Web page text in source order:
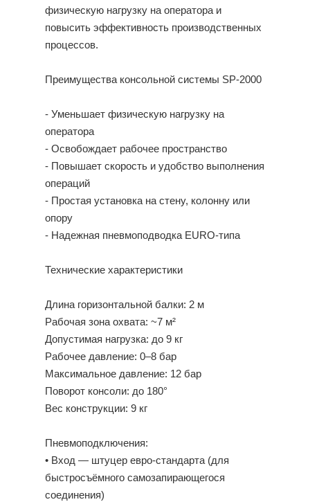
физическую нагрузку на оператора и
повысить эффективность производственных
процессов.
Преимущества консольной системы SP-2000
- Уменьшает физическую нагрузку на
оператора
- Освобождает рабочее пространство
- Повышает скорость и удобство выполнения
операций
- Простая установка на стену, колонну или
опору
- Надежная пневмоподводка EURO-типа
Технические характеристики
Длина горизонтальной балки: 2 м
Рабочая зона охвата: ~7 м²
Допустимая нагрузка: до 9 кг
Рабочее давление: 0–8 бар
Максимальное давление: 12 бар
Поворот консоли: до 180°
Вес конструкции: 9 кг
Пневмоподключения:
• Вход — штуцер евро-стандарта (для
быстросъёмного самозапирающегося
соединения)